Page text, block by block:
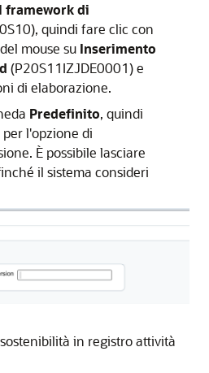
framework di
quindi fare clic con
mouse su Inserimento
(P20S11IZJDE0001) e
di elaborazione.
Predefinito, quindi
l'opzione di
È possibile lasciare
il sistema consideri
in registro attività